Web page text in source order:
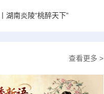
湖南炎陵“桃醉天下”
查看更多 >